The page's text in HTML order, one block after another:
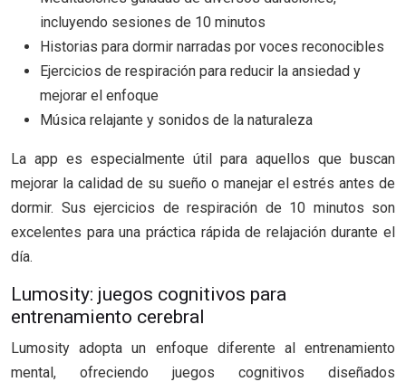
incluyendo sesiones de 10 minutos
Historias para dormir narradas por voces reconocibles
Ejercicios de respiración para reducir la ansiedad y
mejorar el enfoque
Música relajante y sonidos de la naturaleza
La app es especialmente útil para aquellos que buscan
mejorar la calidad de su sueño o manejar el estrés antes de
dormir. Sus ejercicios de respiración de 10 minutos son
excelentes para una práctica rápida de relajación durante el
día.
Lumosity: juegos cognitivos para
entrenamiento cerebral
Lumosity adopta un enfoque diferente al entrenamiento
mental, ofreciendo juegos cognitivos diseñados